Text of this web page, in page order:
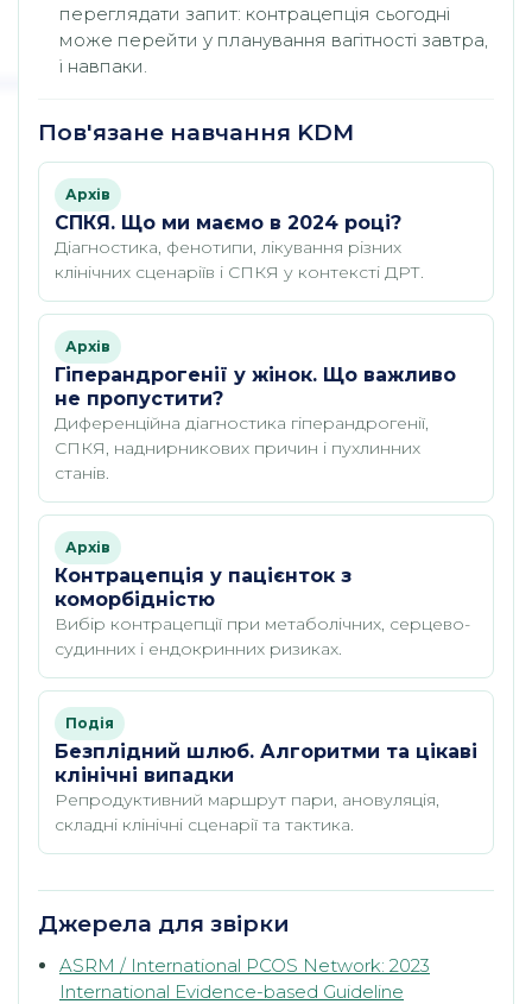
переглядати запит: контрацепція сьогодні
може перейти у планування вагітності завтра,
і навпаки.
Пов'язане навчання KDM
Архів
СПКЯ. Що ми маємо в 2024 році?
Діагностика, фенотипи, лікування різних
клінічних сценаріїв і СПКЯ у контексті ДРТ.
Архів
Гіперандрогенії у жінок. Що важливо
не пропустити?
Диференційна діагностика гіперандрогенії,
СПКЯ, наднирникових причин і пухлинних
станів.
Архів
Контрацепція у пацієнток з
коморбідністю
Вибір контрацепції при метаболічних, серцево-
судинних і ендокринних ризиках.
Подія
Безплідний шлюб. Алгоритми та цікаві
клінічні випадки
Репродуктивний маршрут пари, ановуляція,
складні клінічні сценарії та тактика.
Джерела для звірки
ASRM / International PCOS Network: 2023
International Evidence-based Guideline